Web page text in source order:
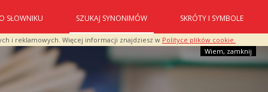
i reklamowych. Więcej informacji znajdziesz w Polityce plików cookie.
Wiem, zamknij
O SŁOWNIKU SZUKAJ SYNONIMÓW SKRÓTY I SYMBOLE